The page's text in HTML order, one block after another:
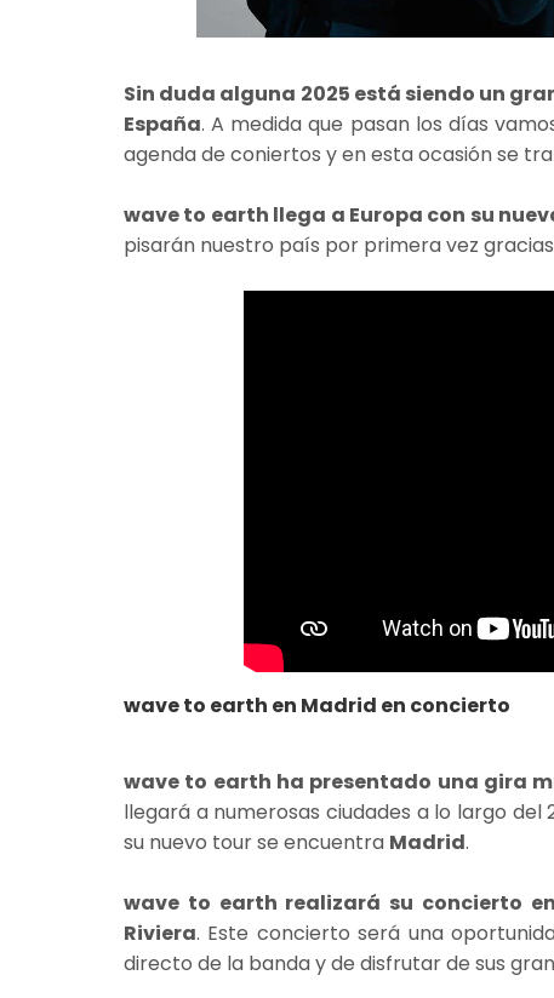
Sin duda alguna 2025 está siendo un
España. A medida que pasan los días
agenda de coniertos y en esta ocasión se
wave to earth llega a Europa con su
pisarán nuestro país por primera vez
wave to earth en Madrid en concierto
wave to earth ha presentado una gira
llegará a numerosas ciudades a lo largo
su nuevo tour se encuentra Madrid.
wave to earth realizará su concierto
Riviera. Este concierto será una
directo de la banda y de disfrutar de sus